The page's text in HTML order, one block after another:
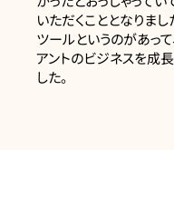
いただくこととなりま
ツールというのがあっ
アントのビジネスを成
した。